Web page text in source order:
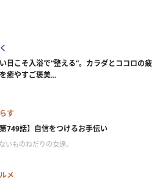
日こそ入浴で“整える”。カラダとココロの疲
癒やすご褒美...
す
第749話】自信をつけるお手伝い
いものねだりの女達。
メ